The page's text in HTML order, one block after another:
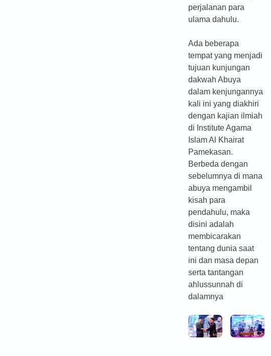
perjalanan para
ulama dahulu.
Ada beberapa
tempat yang menjadi
tujuan kunjungan
dakwah Abuya
dalam kenjungannya
kali ini yang diakhiri
dengan kajian ilmiah
di Institute Agama
Islam Al Khairat
Pamekasan.
Berbeda dengan
sebelumnya di mana
abuya mengambil
kisah para
pendahulu, maka
disini adalah
membicarakan
tentang dunia saat
ini dan masa depan
serta tantangan
ahlussunnah di
dalamnya